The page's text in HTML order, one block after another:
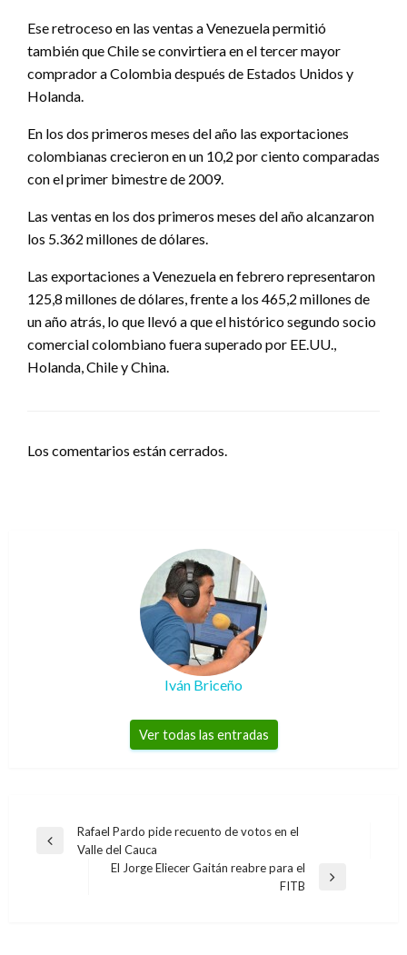
Ese retroceso en las ventas a Venezuela permitió
también que Chile se convirtiera en el tercer mayor
comprador a Colombia después de Estados Unidos y
Holanda.
En los dos primeros meses del año las exportaciones
colombianas crecieron en un 10,2 por ciento comparadas
con el primer bimestre de 2009.
Las ventas en los dos primeros meses del año alcanzaron
los 5.362 millones de dólares.
Las exportaciones a Venezuela en febrero representaron
125,8 millones de dólares, frente a los 465,2 millones de
un año atrás, lo que llevó a que el histórico segundo socio
comercial colombiano fuera superado por EE.UU.,
Holanda, Chile y China.
Los comentarios están cerrados.
Iván Briceño
Ver todas las entradas
Navegación
Entrada
Rafael Pardo pide recuento de votos en el
Valle del Cauca
El Jorge Eliecer Gaitán reabre para el
FITB